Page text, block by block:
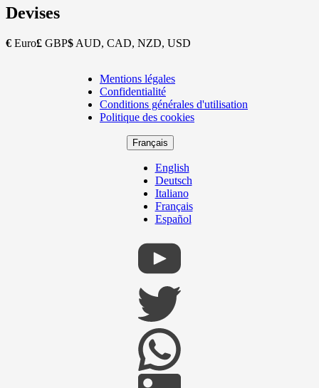
Devises
€ Euro£ GBP$ AUD, CAD, NZD, USD
Copyright
Footer
Mentions légales
Confidentialité
Conditions générales d'utilisation
Politique des cookies
Français
English
Deutsch
Italiano
Français
Español